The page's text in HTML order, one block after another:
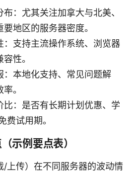
：尤其关注加拿大与北美、
地区的服务器密度。
：支持主流操作系统、浏览器
性。
：本地化支持、常见问题解
。
比：是否有长期计划优惠、学
费试用期。
示例要点表）
/上传）在不同服务器的波动情